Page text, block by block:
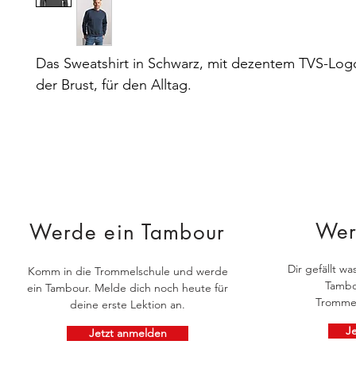
Das Sweatshirt in Schwarz, mit dezentem TVS-
der Brust, für den Alltag.
Werde ein Tambour
Komm in die Trommelschule und werde
ein Tambour. Melde dich noch heute für
deine erste Lektion an.
Jetzt anmelden
Dir gefällt